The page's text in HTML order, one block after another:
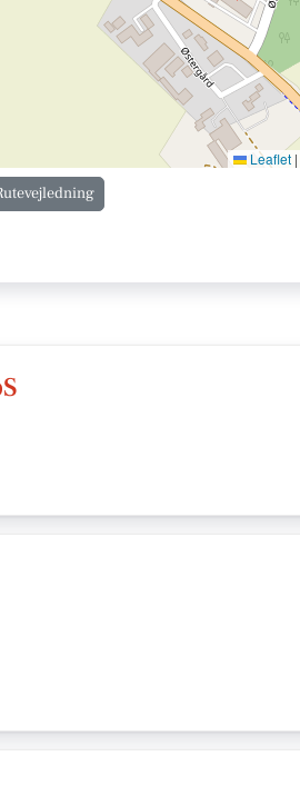
Leaflet |